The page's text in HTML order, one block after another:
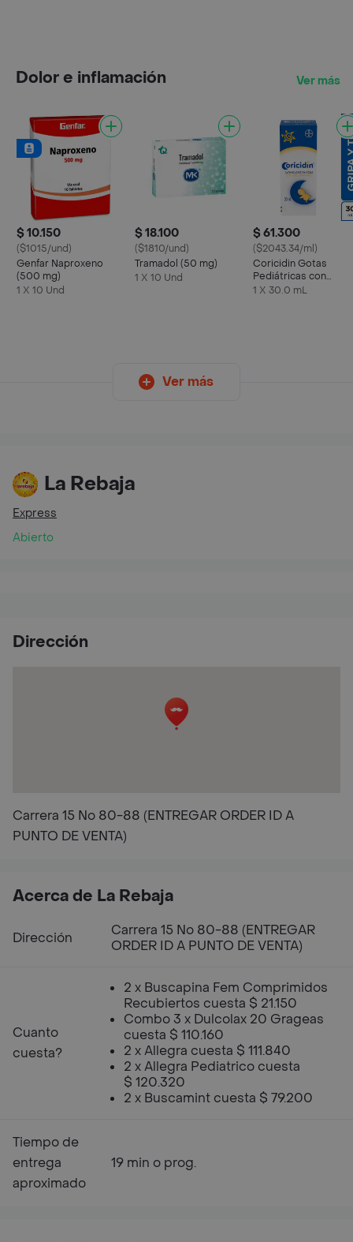
Dolor e inflamación Ver más
$ 10.150
($1015/und)
Genfar Naproxeno
(500 mg)
1 X 10 Und
$ 18.100
($1810/und)
Tramadol (50 mg)
1 X 10 Und
$ 61.300
($2043.34/ml)
Coricidin Gotas
Pediátricas con
Acetaminofén
1 X 30.0 mL
Ver más
La Rebaja
Express
Abierto
Dirección
Carrera 15 No 80-88 (ENTREGAR ORDER ID A
PUNTO DE VENTA)
Acerca de La Rebaja
Dirección
Carrera 15 No 80-88 (ENTREGAR
ORDER ID A PUNTO DE VENTA)
Cuanto
cuesta?
2 x Buscapina Fem Comprimidos
Recubiertos cuesta $ 21.150
Combo 3 x Dulcolax 20 Grageas
cuesta $ 110.160
2 x Allegra cuesta $ 111.840
2 x Allegra Pediatrico cuesta
$ 120.320
2 x Buscamint cuesta $ 79.200
Tiempo de
entrega
aproximado
19 min o prog.